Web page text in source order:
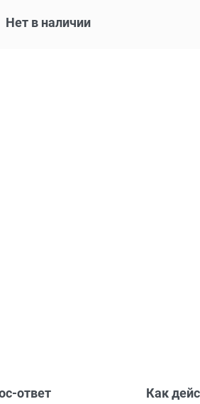
Нет в наличии
ответ Как